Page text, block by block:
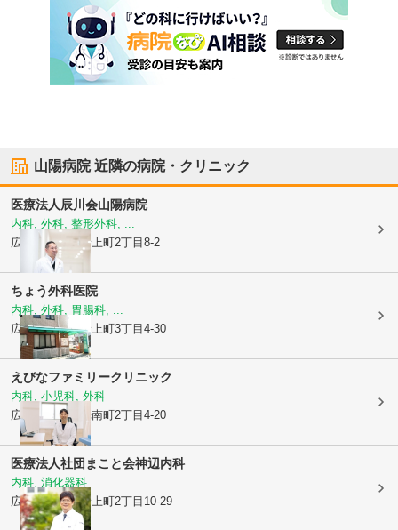
山陽病院近隣の病院・クリニック
医療法人辰川会山陽病院
内科, 外科, 整形外科, ...
広島県福山市 野上町2丁目8-2
ちょう外科医院
内科, 外科, 胃腸科, ...
広島県福山市野上町3丁目4-30
えびなファミリークリニック
内科, 小児科, 外科
広島県福山市
光南町2丁目4-20
医療法人社団まこと会神辺内科
内科, 消化器科
広島県福山市野上町2丁目10-29